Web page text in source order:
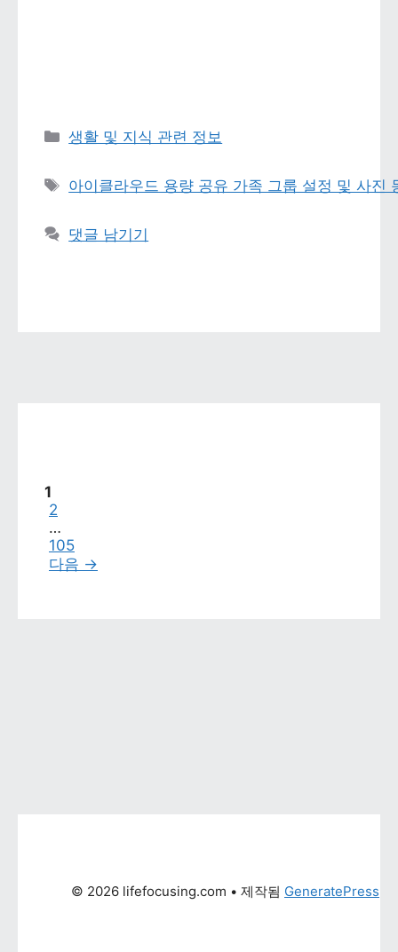
카테고리
생활 및 지식 관련 정보
태그
아이클라우드 용량 공유 가족 그룹 설정 및 사진
댓글 남기기
페이지
1
페이지
2
…
페이지
105
다음 →
© 2026 lifefocusing.com • 제작됨 GeneratePress